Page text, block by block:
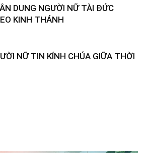
DUNG NGƯỜI NỮ TÀI ĐỨC
KINH THÁNH
NỮ TIN KÍNH CHÚA GIỮA THỜI